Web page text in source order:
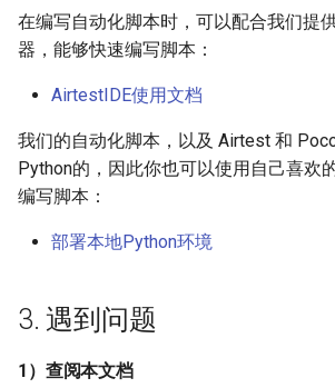
在编写自动化脚本时，可以配合我们提
器，能够快速编写脚本：
AirtestIDE使用文档
我们的自动化脚本，以及 Airtest 和
Python的，因此你也可以使用自己喜欢
编写脚本：
部署本地Python环境
3. 遇到问题
1）查阅本文档